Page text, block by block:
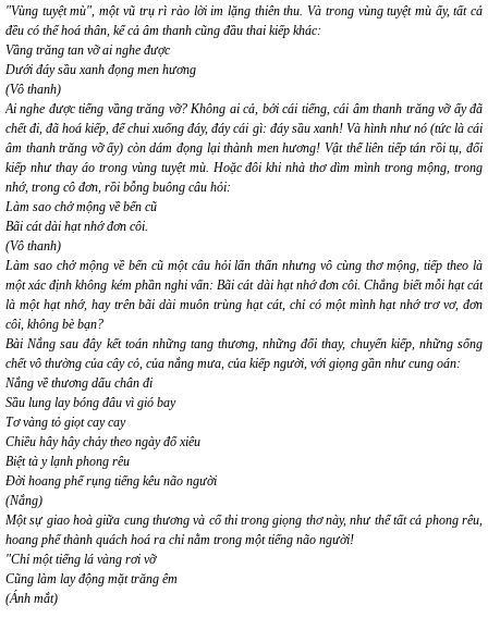
"Vùng tuyệt mù", một vũ trụrì rào lời im lặng thiên thu. Và trong vùng tuyệt mù ấy, tất cả
đều có thể hoá thân, kể cả âm thanh cũng đầu thai kiếp khác:
Vầng trăng tan vỡ ai nghe được
Dưới đáy sầu xanh đọng men hương
(Vô thanh)
Ai nghe được tiếng vầng trăng vỡ? Không ai cả, bởi cái tiếng, cái âm thanh trăng vỡ ấy đã
chết đi, đã hoá kiếp, để chui xuống đáy, đáy cái gì: đáy sầu xanh! Và hình nhưnó(tức là cái
âm thanh trăng vỡ ấy) còn dám đọng lại thành men hương! Vật thể liên tiếp tán rồi tụ, đổi
kiếp như thay áo trong vùng tuyệt mù. Hoặc đôi khi nhà thơ dìm mình trong mộng, trong
nhớ, trong cô đơn, rồi bỗng buông câu hỏi:
Làm sao chở mộng về bến cũ
Bãi cát dài hạt nhớ đơn côi.
(Vô thanh)
Làm sao chở mộng về bến cũmột câu hỏi lẩn thẩn nhưng vô cùng thơ mộng, tiếp theo là
một xác định không kém phần nghi vấn:Bãi cát dài hạt nhớ đơn côi. Chẳng biết mỗi hạt cát
là một hạt nhớ, hay trên bãi dài muôn trùng hạt cát, chỉ có một mìnhhạt nhớtrơ vơ, đơn
côi, không bè bạn?
BàiNắngsau đây kết toán những tang thương, những đổi thay, chuyển kiếp, những sống
chết vô thường của cây cỏ, của nắng mưa, của kiếp người, với giọng gần như cung oán:
Nắng về thương dấu chân đi
Sầu lung lay bóng đâu vì gió bay
Tơ vàng tỏ giọt cay cay
Chiều hây hây chảy theo ngày đổ xiêu
Biệt tà y lạnh phong rêu
Đời hoang phế rụng tiếng kêu não người
(Nắng)
Một sự giao hoà giữa cung thương và cổ thi trong giọng thơ này, như thể tất cả phong rêu,
hoang phế thành quách hoá ra chỉ nằm trong một tiếng não người!
"Chỉ một tiếng lá vàng rơi vỡ
Cũng làm lay động mặt trăng êm
(Ánh mắt)